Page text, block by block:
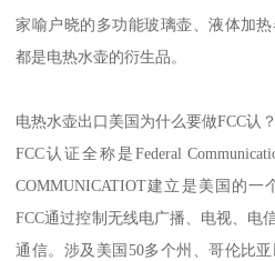
家喻户晓的多功能玻璃壶、液体加
都是电热水壶的衍生品。
电热水壶出口美国为什么要做FCC认？
FCC认证全称是Federal
COMMUNICATIOT建立是美国的一
FCC通过控制无线电广播、电视、电
通信。涉及美国50多个州、哥伦比